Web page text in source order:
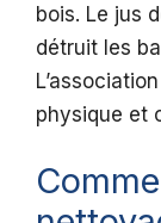
bois. Le jus
détruit les
physique et